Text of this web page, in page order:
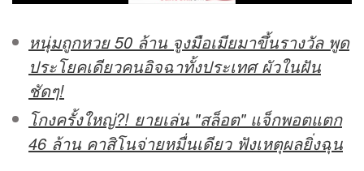
หนุ่มถูกหวย 50 ล้าน จูงมือเมียมาขึ้นรางวัล พูด
ประโยคเดียวคนอิจฉาทั้งประเทศ ผัวในฝัน
ชัดๆ!
โกงครั้งใหญ่?! ยายเล่น "สล็อต" แจ็กพอตแตก
46 ล้าน คาสิโนจ่ายหมื่นเดียว ฟังเหตุผลยิ่งฉุน